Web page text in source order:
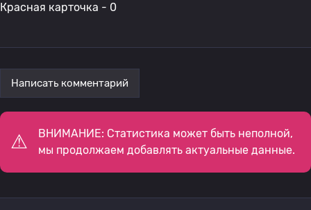
Красная карточка - 0
Написать комментарий
ВНИМАНИЕ: Статистика может быть неполной,
мы продолжаем добавлять актуальные данные.